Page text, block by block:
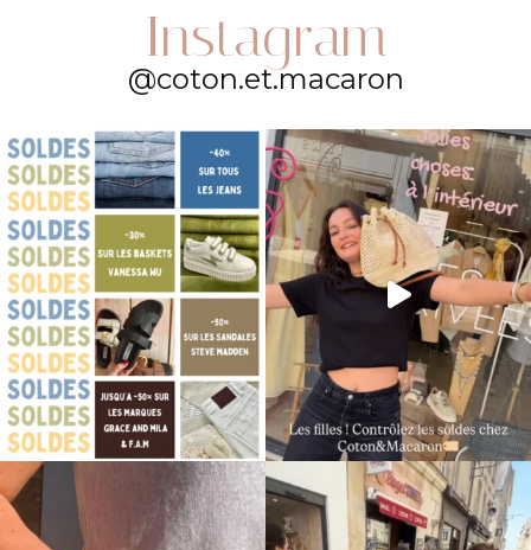
Instagram
@coton.et.macaron